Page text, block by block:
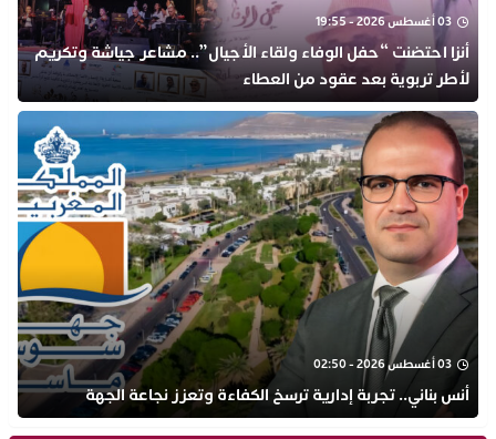
03 أغسطس 2026 - 19:55
أنزا احتضنت “حفل الوفاء ولقاء الأجيال”.. مشاعر جياشة وتكريم
لأطر تربوية بعد عقود من العطاء
03 أغسطس 2026 - 02:50
أنس بناني.. تجربة إدارية ترسخ الكفاءة وتعزز نجاعة الجهة